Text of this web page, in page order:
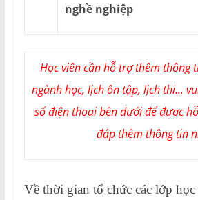
nghề nghiệp
Học viên cần hỗ trợ thêm thông
ngành học, lịch ôn tập, lịch thi...
số điện thoại bên dưới để được
đáp thêm thông tin
Về thời gian tổ chức các lớp